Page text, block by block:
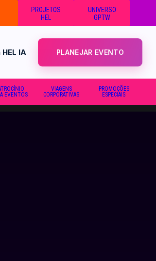
PROJETOS
HEL
UNIVERSO
GPTW
IA PLANEJAR EVENTO
EVENTOS
VIAGENS
CORPORATIVAS
PROMOÇÕES
ESPECIAIS